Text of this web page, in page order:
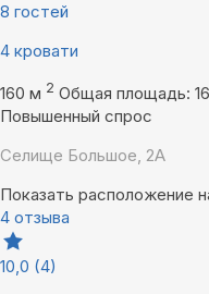
8 гостей
4 кровати
160 м 2 Общая площадь:
Повышенный спрос
Селище Большое, 2А
Показать расположение
4 отзыва
10,0 (4)